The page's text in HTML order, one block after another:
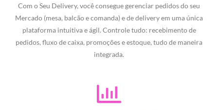
Com o Seu Delivery, você consegue gerenciar pedidos do seu
Mercado (mesa, balcão e comanda) e de delivery em uma única
plataforma intuitiva e ágil. Controle tudo: recebimento de
pedidos, fluxo de caixa, promoções e estoque, tudo de maneira
integrada.